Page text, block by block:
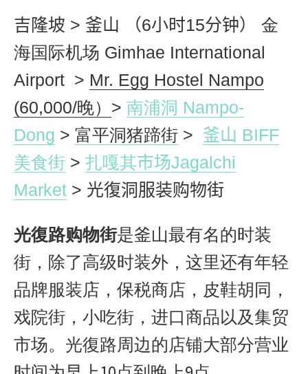
吉隆坡 > 釜山 （6小时15分钟）
金
海国际机场 Gimhae International
Airport > Mr. Egg Hostel Nampo
(60,000/晚） > 南浦洞 Nampo-
Dong > 富平洞猪蹄街 > 釜山 BIFF
美食街 > 扎嘎其市场Jagalchi
Market > 光復洞服装购物街
光復路购物街是釜山最有名的时装
街，除了高级时装外，这里还有年轻
品牌服装店，保税商店，皮鞋胡同，
戏院街，小吃街，进口商品以及集贸
市场。光復路周边的店铺大部分营业